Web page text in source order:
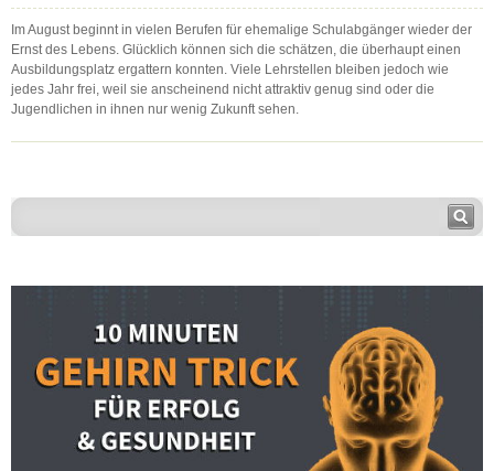
Im August beginnt in vielen Berufen für ehemalige Schulabgänger wieder der
Ernst des Lebens. Glücklich können sich die schätzen, die überhaupt einen
Ausbildungsplatz ergattern konnten. Viele Lehrstellen bleiben jedoch wie
jedes Jahr frei, weil sie anscheinend nicht attraktiv genug sind oder die
Jugendlichen in ihnen nur wenig Zukunft sehen.